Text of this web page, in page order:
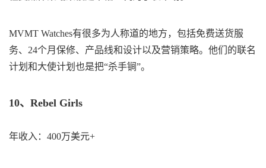
MVMT Watches有很多为人称道的地方，包括免费送货服
务、24个月保修、产品线和设计以及营销策略。他们的联名
计划和大使计划也是把“杀手锏”。
10、Rebel Girls
年收入：400万美元+